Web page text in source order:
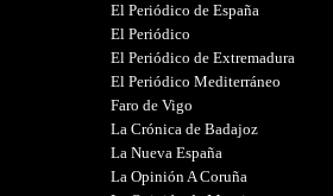
El Periódico de España
El Periódico
El Periódico de Extremadura
El Periódico Mediterráneo
Faro de Vigo
La Crónica de Badajoz
La Nueva España
La Opinión A Coruña